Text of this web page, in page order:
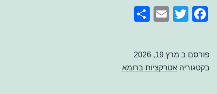
ד’אסטה
Facebook
Twitter
Email
פורסם ב מרץ 19, 2026
בקטגוריה אטרקציות ברומא